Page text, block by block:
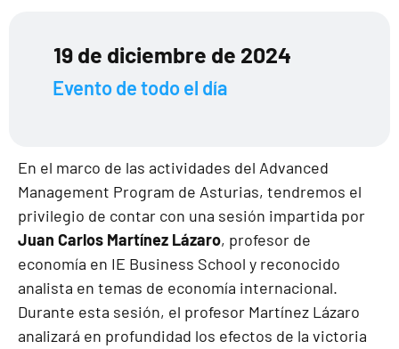
19 de diciembre de 2024
Evento de todo el día
En el marco de las actividades del Advanced
Management Program de Asturias, tendremos el
privilegio de contar con una sesión impartida por
Juan Carlos Martínez Lázaro, profesor de
economía en IE Business School y reconocido
analista en temas de economía internacional.
Durante esta sesión, el profesor Martínez Lázaro
analizará en profundidad los efectos de la victoria